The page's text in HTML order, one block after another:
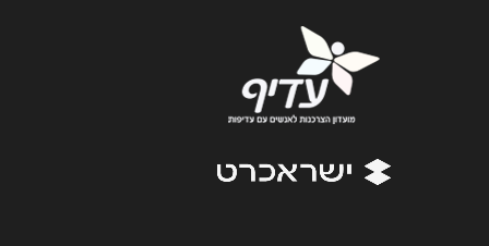
אנא חזרו אלי בקשר ל...